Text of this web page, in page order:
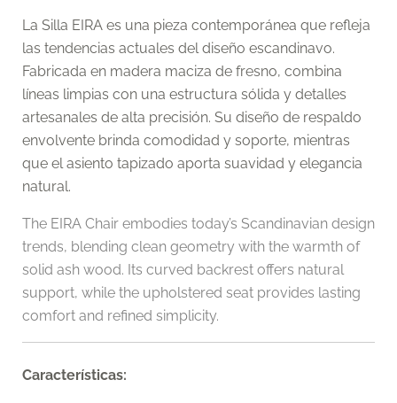
La Silla EIRA es una pieza contemporánea que refleja
las tendencias actuales del diseño escandinavo.
Fabricada en madera maciza de fresno, combina
líneas limpias con una estructura sólida y detalles
artesanales de alta precisión. Su diseño de respaldo
envolvente brinda comodidad y soporte, mientras
que el asiento tapizado aporta suavidad y elegancia
natural.
The EIRA Chair embodies today’s Scandinavian design
trends, blending clean geometry with the warmth of
solid ash wood. Its curved backrest offers natural
support, while the upholstered seat provides lasting
comfort and refined simplicity.
Características: